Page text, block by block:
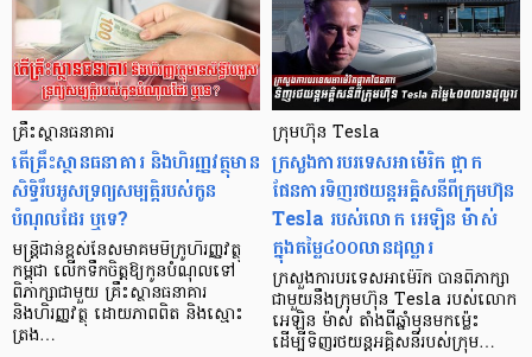
គ្រឹះស្ថានធនាគារ
តើគ្រឹះស្ថានធនាគារ និងហិរញ្ញវត្ថុមាន
សិទ្ធិរឹបអូសទ្រព្យសម្បត្តិរបស់កូន
បំណុលដែរ ឬទេ?
មន្រ្តីជាន់ខ្ពស់នៃសមាគមមីក្រូហិរញ្ញវត្ថុ
កម្ពុជា លើកទឹកចិត្តឱ្យកូនបំណុលទៅ
ពិភាក្សាជាមួយ គ្រឹះស្ថានធនាគារ
និងហិរញ្ញវត្ថុ ដោយភាពពិត និងស្មោះ
ត្រង…
ក្រុមហ៊ុន Tesla
ក្រសួងការបរទេសអាម៉េរិក ផ្អាក
ផែនការទិញរថយន្តអគ្គិសនីពីក្រុមហ៊ុន
Tesla របស់លោក អេឡិន ម៉ាស់
ក្នុងតម្លៃ៤០០លានដុល្លារ
ក្រសួងការបរទេសអាម៉េរិក បានពិភាក្សា
ជាមួយនឹងក្រុមហ៊ុន Tesla របស់លោក
អេឡិន ម៉ាស់ តាំងពីឆ្នាំមុនមកម្ល៉េះ
ដើម្បីទិញរថយន្តអគ្គិសនីរបស់ក្រុម…